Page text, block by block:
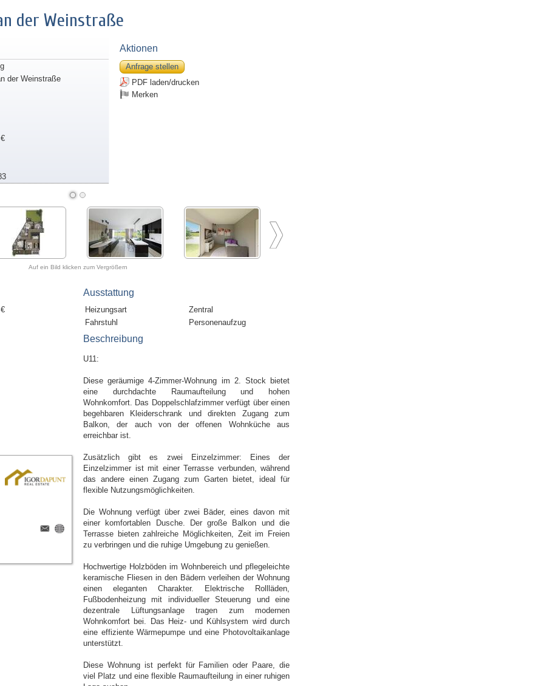
der Weinstraße
der Weinstraße
Aktionen
Anfrage stellen
PDF laden/drucken
Merken
Auf ein Bild klicken zum Vergrößern
Ausstattung
Heizungsart
Zentral
Fahrstuhl
Personenaufzug
Beschreibung
U11:
Diese geräumige 4-Zimmer-Wohnung im 2. Stock bietet
eine durchdachte Raumaufteilung und hohen
Wohnkomfort. Das Doppelschlafzimmer verfügt über einen
begehbaren Kleiderschrank und direkten Zugang zum
Balkon, der auch von der offenen Wohnküche aus
erreichbar ist.
Zusätzlich gibt es zwei Einzelzimmer: Eines der
Einzelzimmer ist mit einer Terrasse verbunden, während
das andere einen Zugang zum Garten bietet, ideal für
flexible Nutzungsmöglichkeiten.
Die Wohnung verfügt über zwei Bäder, eines davon mit
einer komfortablen Dusche. Der große Balkon und die
Terrasse bieten zahlreiche Möglichkeiten, Zeit im Freien
zu verbringen und die ruhige Umgebung zu genießen.
Hochwertige Holzböden im Wohnbereich und pflegeleichte
keramische Fliesen in den Bädern verleihen der Wohnung
einen eleganten Charakter. Elektrische Rollläden,
Fußbodenheizung mit individueller Steuerung und eine
dezentrale Lüftungsanlage tragen zum modernen
Wohnkomfort bei. Das Heiz- und Kühlsystem wird durch
eine effiziente Wärmepumpe und eine Photovoltaikanlage
unterstützt.
Diese Wohnung ist perfekt für Familien oder Paare, die
viel Platz und eine flexible Raumaufteilung in einer ruhigen